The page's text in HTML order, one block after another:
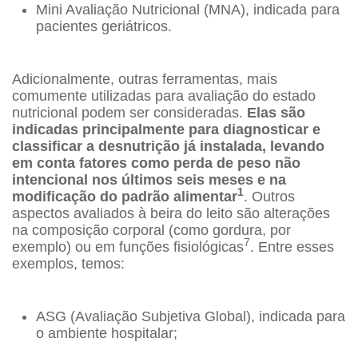
Mini Avaliação Nutricional (MNA), indicada para
pacientes geriátricos.
Adicionalmente, outras ferramentas, mais
comumente utilizadas para avaliação do estado
nutricional podem ser consideradas. Elas são
indicadas principalmente para diagnosticar e
classificar a desnutrição já instalada, levando
em conta fatores como perda de peso não
intencional nos últimos seis meses e na
modificação do padrão alimentar1. Outros
aspectos avaliados à beira do leito são alterações
na composição corporal (como gordura, por
exemplo) ou em funções fisiológicas7. Entre esses
exemplos, temos:
ASG (Avaliação Subjetiva Global), indicada para
o ambiente hospitalar;